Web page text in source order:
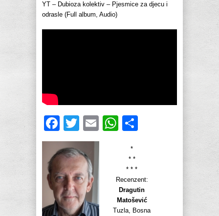
YT – Dubioza kolektiv – Pjesmice za djecu i
odrasle (Full album, Audio)
Facebook
Twitter
EmailWhatsApp
*
* *
* * *
Recenzent:
Dragutin
Matošević
Tuzla, Bosna